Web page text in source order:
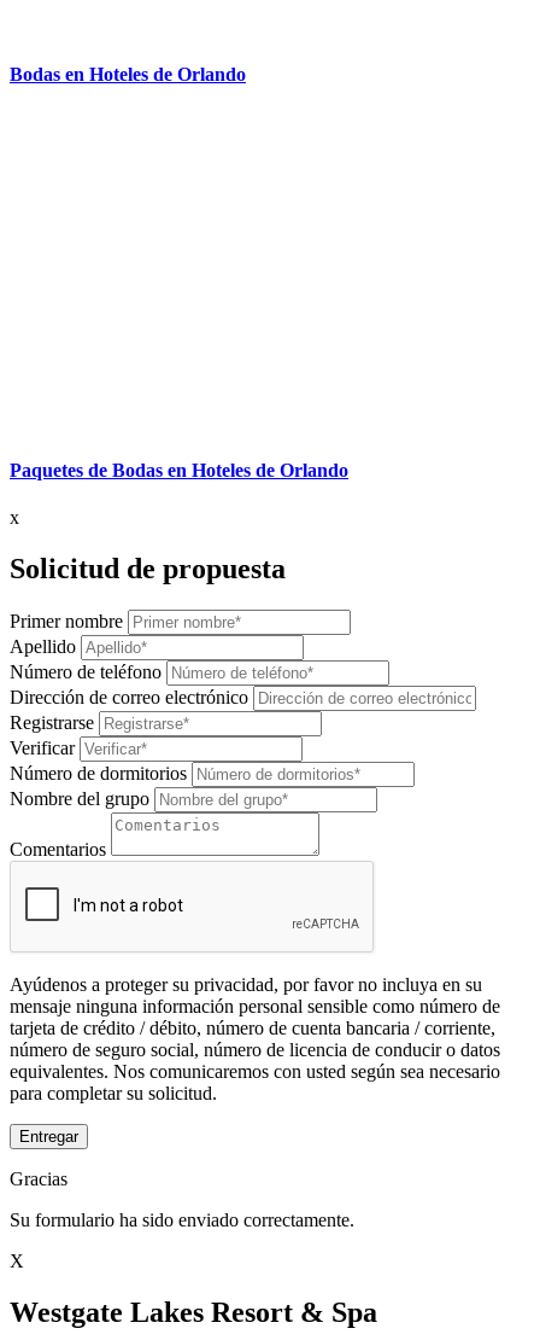
Bodas en Hoteles de Orlando
Paquetes de Bodas en Hoteles de Orlando
x
Solicitud de propuesta
Primer nombre
Apellido
Número de teléfono
Dirección de correo electrónico
Registrarse
Verificar
Número de dormitorios
Nombre del grupo
Comentarios
Ayúdenos a proteger su privacidad, por favor no incluya en su
mensaje ninguna información personal sensible como número de
tarjeta de crédito / débito, número de cuenta bancaria / corriente,
número de seguro social, número de licencia de conducir o datos
equivalentes. Nos comunicaremos con usted según sea necesario
para completar su solicitud.
Entregar
Gracias
Su formulario ha sido enviado correctamente.
X
Westgate Lakes Resort & Spa